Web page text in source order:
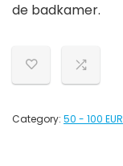
de badkamer.
Category: 50 - 100 EUR